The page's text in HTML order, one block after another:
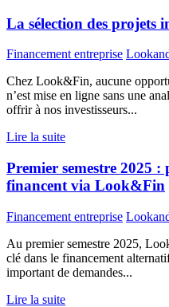
La sélection des projets
Financement entreprise
Chez Look&Fin, aucune
n’est mise en ligne sans une
offrir à nos investisseurs...
Lire la suite
Premier semestre 2025 :
financent via Look&Fin
Financement entreprise
Au premier semestre 2025,
clé dans le financement
important de demandes...
Lire la suite